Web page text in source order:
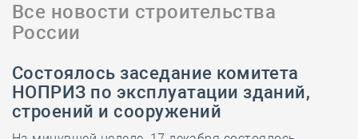
Все новости строительства
России
Состоялось заседание комитета
НОПРИЗ по эксплуатации зданий,
строений и сооружений